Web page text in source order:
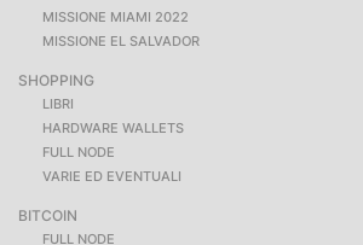
MISSIONE MIAMI 2022
MISSIONE EL SALVADOR
SHOPPING
LIBRI
HARDWARE WALLETS
FULL NODE
VARIE ED EVENTUALI
BITCOIN
FULL NODE